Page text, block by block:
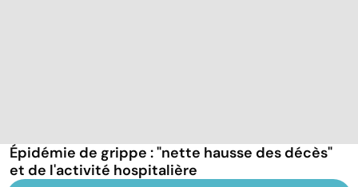
Épidémie de grippe : "nette hausse des décès"
et de l'activité hospitalière